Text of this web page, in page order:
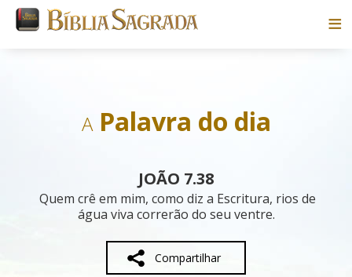
Blog
APalavra do dia
JOÃO 7.38
Quem crê em mim, como diz a Escritura, rios de
água viva correrão do seu ventre.
Compartilhar